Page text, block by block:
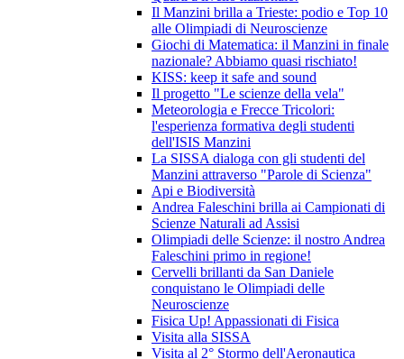
Il Manzini brilla a Trieste: podio e Top 10
alle Olimpiadi di Neuroscienze
Giochi di Matematica: il Manzini in finale
nazionale? Abbiamo quasi rischiato!
KISS: keep it safe and sound
Il progetto "Le scienze della vela"
Meteorologia e Frecce Tricolori:
l'esperienza formativa degli studenti
dell'ISIS Manzini
La SISSA dialoga con gli studenti del
Manzini attraverso "Parole di Scienza"
Api e Biodiversità
Andrea Faleschini brilla ai Campionati di
Scienze Naturali ad Assisi
Olimpiadi delle Scienze: il nostro Andrea
Faleschini primo in regione!
Cervelli brillanti da San Daniele
conquistano le Olimpiadi delle
Neuroscienze
Fisica Up! Appassionati di Fisica
Visita alla SISSA
Visita al 2° Stormo dell'Aeronautica